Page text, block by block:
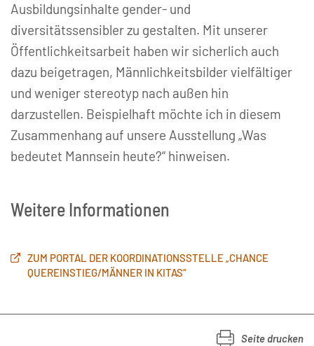
Ausbildungsinhalte gender- und
diversitätssensibler zu gestalten. Mit unserer
Öffentlichkeitsarbeit haben wir sicherlich auch
dazu beigetragen, Männlichkeitsbilder vielfältiger
und weniger stereotyp nach außen hin
darzustellen. Beispielhaft möchte ich in diesem
Zusammenhang auf unsere Ausstellung „Was
bedeutet Mannsein heute?“ hinweisen.
Weitere Informationen
ZUM PORTAL DER KOORDINATIONSSTELLE „CHANCE
QUEREINSTIEG/MÄNNER IN KITAS“
Seite drucken